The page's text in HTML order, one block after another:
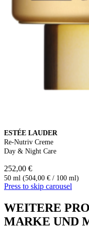
ESTÉE LAUDER
Re-Nutriv Creme
Day & Night Care
252,00 €
50 ml (504,00 € / 100 ml)
Press to skip carousel
WEITERE
MARKE UND